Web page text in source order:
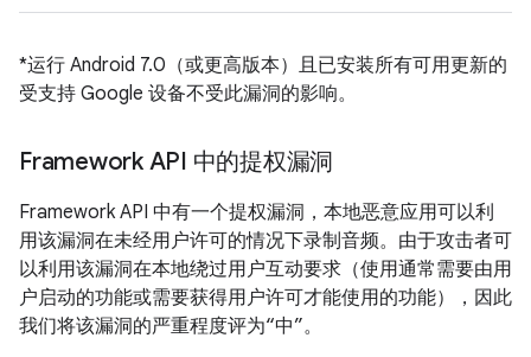
*运行 Android 7.0（或更高版本）且已安装所有可用更新的
受支持 Google 设备不受此漏洞的影响。
Framework API 中的提权漏洞
Framework API 中有一个提权漏洞，本地恶意应用可以利
用该漏洞在未经用户许可的情况下录制音频。由于攻击者可
以利用该漏洞在本地绕过用户互动要求（使用通常需要由用
户启动的功能或需要获得用户许可才能使用的功能），因此
我们将该漏洞的严重程度评为“中”。